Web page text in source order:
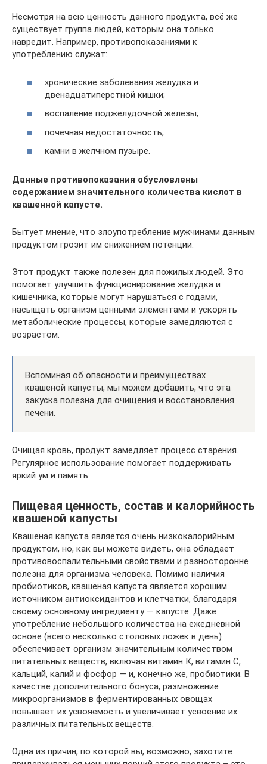
Несмотря на всю ценность данного продукта, всё же
существует группа людей, которым она только
навредит. Например, противопоказаниями к
употреблению служат:
хронические заболевания желудка и
двенадцатиперстной кишки;
воспаление поджелудочной железы;
почечная недостаточность;
камни в желчном пузыре.
Данные противопоказания обусловлены
содержанием значительного количества кислот в
квашенной капусте.
Бытует мнение, что злоупотребление мужчинами данным
продуктом грозит им снижением потенции.
Этот продукт также полезен для пожилых людей. Это
помогает улучшить функционирование желудка и
кишечника, которые могут нарушаться с годами,
насыщать организм ценными элементами и ускорять
метаболические процессы, которые замедляются с
возрастом.
Вспоминая об опасности и преимуществах
квашеной капусты, мы можем добавить, что эта
закуска полезна для очищения и восстановления
печени.
Очищая кровь, продукт замедляет процесс старения.
Регулярное использование помогает поддерживать
яркий ум и память.
Пищевая ценность, состав и калорийность
квашеной капусты
Квашеная капуста является очень низкокалорийным
продуктом, но, как вы можете видеть, она обладает
противовоспалительными свойствами и разносторонне
полезна для организма человека. Помимо наличия
пробиотиков, квашеная капуста является хорошим
источником антиоксидантов и клетчатки, благодаря
своему основному ингредиенту — капусте. Даже
употребление небольшого количества на ежедневной
основе (всего несколько столовых ложек в день)
обеспечивает организм значительным количеством
питательных веществ, включая витамин К, витамин С,
кальций, калий и фосфор — и, конечно же, пробиотики. В
качестве дополнительного бонуса, размножение
микроорганизмов в ферментированных овощах
повышает их усвояемость и увеличивает усвоение их
различных питательных веществ.
Одна из причин, по которой вы, возможно, захотите